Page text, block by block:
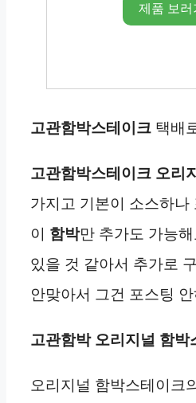
제품 보러
고관함박스테이크 택배
고관함박스테이크 오리
가지고 기본이 소스하나
이 함박만 추가도 가능
있을 것 같아서 추가로
안맞아서 그건 포스팅
고관함박 오리지널 함박
오리지널 함박스테이크